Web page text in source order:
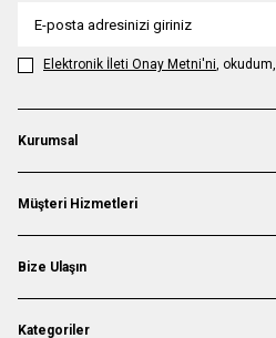
Elektronik İleti Onay Metni'ni,
Kurumsal
Müşteri Hizmetleri
Bize Ulaşın
Kategoriler